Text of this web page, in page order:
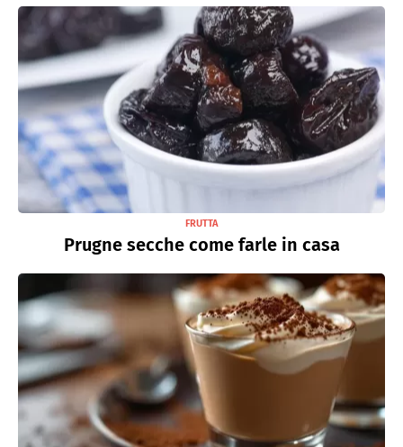
FRUTTA
Prugne secche come farle in casa